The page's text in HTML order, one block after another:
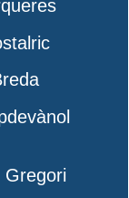
Gregori